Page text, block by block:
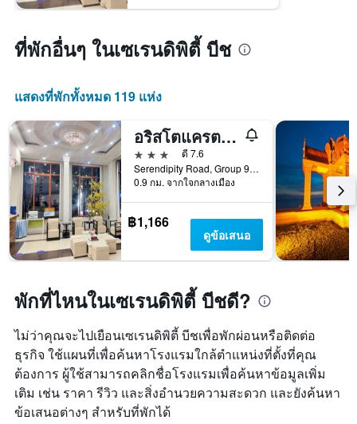
ที่พักอื่นๆ ในเซเรนดิพิตี้ บีช
แสดงที่พักทั้งหมด 119 แห่ง
อริสโตแครต เรสซิเดนซ์ แอนด์ โฮเทล
3 ดาว
ดี 7.6
Serendipity Road, Group 9, สีหนุวิลล์, กัมพูชา
0.9 กม. จากใจกลางเมือง
฿1,166
ดูข้อเสนอ
พักที่ไหนในเซเรนดิพิตี้ บีชดี?
ไม่ว่าคุณจะไปเยือนเซเรนดิพิตี้ บีชเพื่อพักผ่อนหรือติดต่อ
ธุรกิจ ใช้แผนที่เพื่อค้นหาโรงแรมใกล้ตำแหน่งที่ตั้งที่คุณ
ต้องการ ผู้ใช้สามารถคลิกชื่อโรงแรมเพื่อค้นหาข้อมูลเพิ่ม
เติม เช่น ราคา รีวิว และสิ่งอำนวยความสะดวก และยังค้นหา
ข้อเสนอต่างๆ สำหรับที่พักได้